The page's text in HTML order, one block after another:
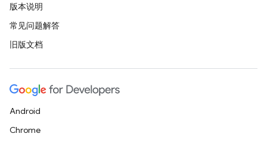
版本说明
常见问题解答
旧版文档
Android
Chrome